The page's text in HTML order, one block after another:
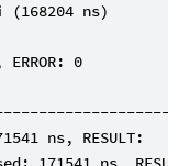
(168204 ns)
ERROR: 0
ns, RESULT: